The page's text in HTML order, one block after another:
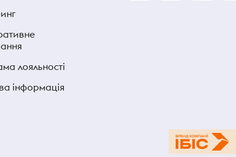
лояльності
інформація